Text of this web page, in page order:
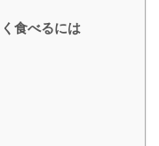
食べるには